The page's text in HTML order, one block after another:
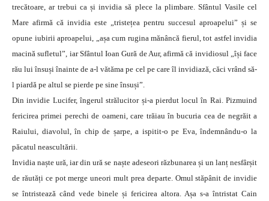
trecătoare, ar trebui ca și invidia să plece la plimbare. Sfântul Vasile cel
Mare afirmă că invidia este „tristețea pentru succesul aproapelui” și se
opune iubirii aproapelui, „așa cum rugina mănâncă fierul, tot astfel invidia
macină sufletul”, iar Sfântul Ioan Gură de Aur, afirmă că invidiosul „își face
rău lui însuși înainte de a-l vătăma pe cel pe care îl invidiază, căci vrând să-
l piardă pe altul se pierde pe sine însuși”.
Din invidie Lucifer, îngerul strălucitor și-a pierdut locul în Rai. Pizmuind
fericirea primei perechi de oameni, care trăiau în bucuria cea de negrăit a
Raiului, diavolul, în chip de șarpe, a ispitit-o pe Eva, îndemnându-o la
păcatul neascultării.
Invidia naște ură, iar din ură se naște adeseori răzbunarea și un lanț nesfârșit
de răutăți ce pot merge uneori mult prea departe. Omul stăpânit de invidie
se întristează când vede binele și fericirea altora. Așa s-a întristat Cain